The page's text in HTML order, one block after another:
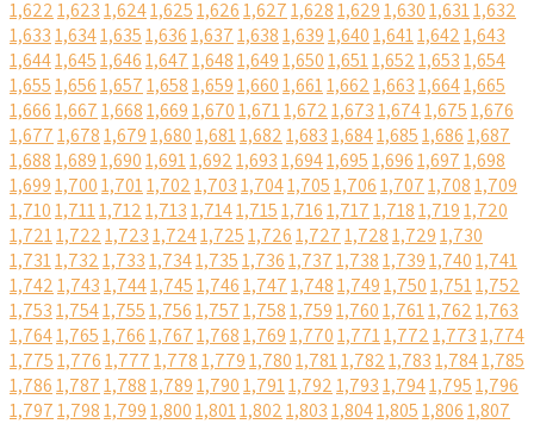
1,6221,6231,6241,6251,6261,6271,6281,6291,6301,6311,632
1,6331,6341,6351,6361,6371,6381,6391,6401,6411,6421,643
1,6441,6451,6461,6471,6481,6491,6501,6511,6521,6531,654
1,6551,6561,6571,6581,6591,6601,6611,6621,6631,6641,665
1,6661,6671,6681,6691,6701,6711,6721,6731,6741,6751,676
1,6771,6781,6791,6801,6811,6821,6831,6841,6851,6861,687
1,6881,6891,6901,6911,6921,6931,6941,6951,6961,6971,698
1,6991,7001,7011,7021,7031,7041,7051,7061,7071,7081,709
1,7101,7111,7121,7131,7141,7151,7161,7171,7181,7191,720
1,7211,7221,7231,7241,7251,7261,7271,7281,7291,730
1,7311,7321,7331,7341,7351,7361,7371,7381,7391,7401,741
1,7421,7431,7441,7451,7461,7471,7481,7491,7501,7511,752
1,7531,7541,7551,7561,7571,7581,7591,7601,7611,7621,763
1,7641,7651,7661,7671,7681,7691,7701,7711,7721,7731,774
1,7751,7761,7771,7781,7791,7801,7811,7821,7831,7841,785
1,7861,7871,7881,7891,7901,7911,7921,7931,7941,7951,796
1,7971,7981,7991,8001,8011,8021,8031,8041,8051,8061,807